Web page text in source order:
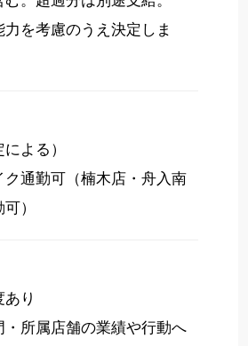
を考慮のうえ決定しま
よる）
ク通勤可（楠木店・舟入南
）
り
・所属店舗の業績や行動へ